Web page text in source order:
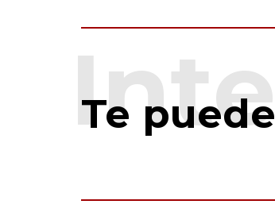
Te puede